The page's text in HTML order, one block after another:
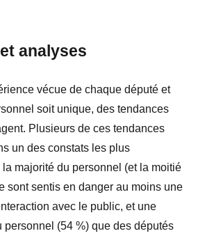
analyses
vécue de chaque député et
soit unique, des tendances
Plusieurs de ces tendances
un des constats les plus
la majorité du personnel (et la moitié
sont sentis en danger au moins une
avec le public, et une
personnel (54 %) que des députés